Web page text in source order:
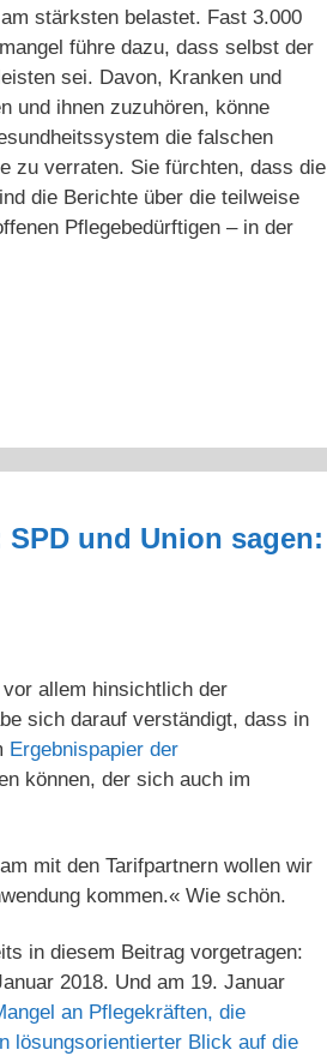
stärksten belastet. Fast 3.000
führe dazu, dass selbst der
sei. Davon, Kranken und
und ihnen zuzuhören, könne
die falschen
zu verraten. Sie fürchten, dass die
die Berichte über die teilweise
Pflegebedürftigen – in der
und Union sagen:
allem hinsichtlich der
sich darauf verständigt, dass in
Ergebnispapier der
können, der sich auch im
mit den Tarifpartnern wollen wir
kommen.« Wie schön.
in diesem Beitrag vorgetragen:
2018. Und am 19. Januar
an Pflegekräften, die
lösungsorientierter Blick auf die